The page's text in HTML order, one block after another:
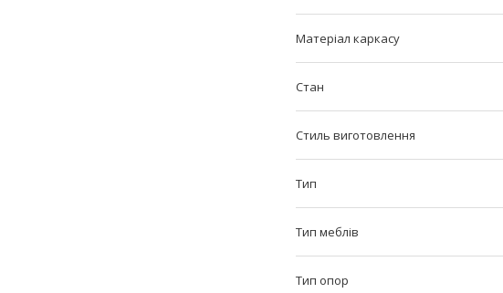
Матеріал каркасу
Стан
Стиль виготовлення
Тип
Тип меблів
Тип опор